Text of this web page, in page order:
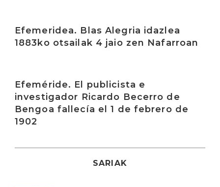
Efemeridea. Blas Alegria idazlea
1883ko otsailak 4 jaio zen Nafarroan
Efeméride. El publicista e
investigador Ricardo Becerro de
Bengoa fallecía el 1 de febrero de
1902
SARIAK